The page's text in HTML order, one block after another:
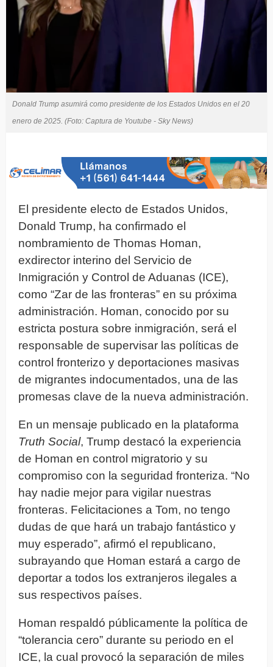
Donald Trump asumirá como presidente de los Estados Unidos en el 20
enero de 2025. (Foto: Captura de Youtube - Sky News)
El presidente electo de Estados Unidos,
Donald Trump, ha confirmado el
nombramiento de Thomas Homan,
exdirector interino del Servicio de
Inmigración y Control de Aduanas (ICE),
como “Zar de las fronteras” en su próxima
administración. Homan, conocido por su
estricta postura sobre inmigración, será el
responsable de supervisar las políticas de
control fronterizo y deportaciones masivas
de migrantes indocumentados, una de las
promesas clave de la nueva administración.
En un mensaje publicado en la plataforma
Truth Social, Trump destacó la experiencia
de Homan en control migratorio y su
compromiso con la seguridad fronteriza. “No
hay nadie mejor para vigilar nuestras
fronteras. Felicitaciones a Tom, no tengo
dudas de que hará un trabajo fantástico y
muy esperado”, afirmó el republicano,
subrayando que Homan estará a cargo de
deportar a todos los extranjeros ilegales a
sus respectivos países.
Homan respaldó públicamente la política de
“tolerancia cero” durante su periodo en el
ICE, la cual provocó la separación de miles